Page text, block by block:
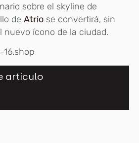
sobre el skyline de
de Atrio se convertirá, sin
nuevo ícono de la ciudad.
artículo